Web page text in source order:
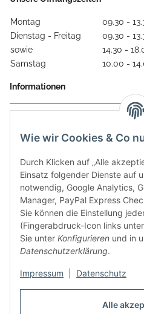
Alle
Wie wir Cookies & Co
Durch Klicken auf „Alle
Einsatz folgender Dienste auf
notwendig, Google Analytics,
Manager, PayPal Express
Sie können die Einstellung
(Fingerabdruck-Icon links
Sie unter Konfigurieren und in
Datenschutzerklärung.
Impressum Datenschutz
Montag
09.30 -
Dienstag - Freitag
09.30 -
sowie
14.30 -
Samstag
10.00 -
Informationen
Diese Seite wurde zuletzt am